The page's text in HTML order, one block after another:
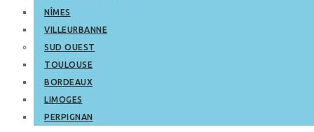
NÎMES
VILLEURBANNE
SUD OUEST
TOULOUSE
BORDEAUX
LIMOGES
PERPIGNAN